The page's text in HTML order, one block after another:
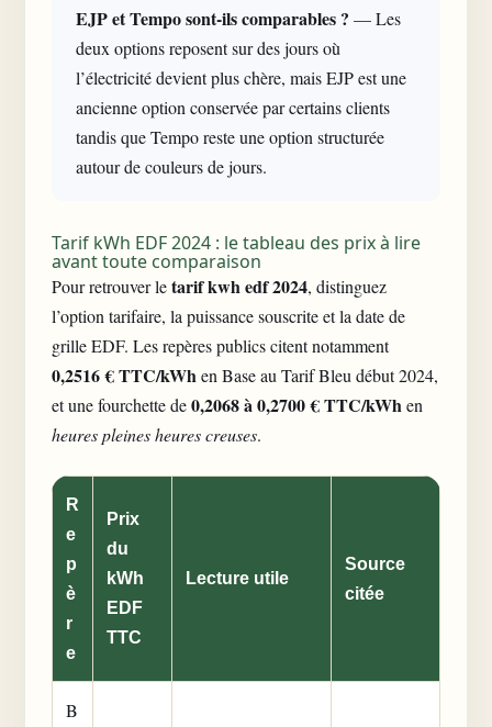
EJP et Tempo sont-ils comparables ? — Les
deux options reposent sur des jours où
l’électricité devient plus chère, mais EJP est une
ancienne option conservée par certains clients
tandis que Tempo reste une option structurée
autour de couleurs de jours.
Tarif kWh EDF 2024 : le tableau des prix à lire
avant toute comparaison
Pour retrouver letarif kwh edf 2024, distinguez
l’option tarifaire, la puissance souscrite et la date de
grille EDF. Les repères publics citent notamment
0,2516 € TTC/kWhen Base au Tarif Bleu début 2024,
et une fourchette de0,2068 à 0,2700 € TTC/kWhen
heures pleines heures creuses.
R
e
p
è
r
e
Prix
du
kWh
EDF
TTC
Lecture utile
Source
citée
B